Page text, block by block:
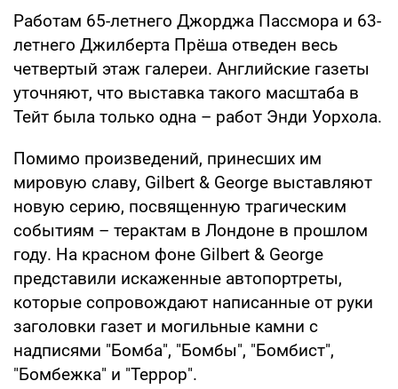
Работам 65-летнего Джорджа Пассмора и 63-
летнего Джилберта Прёша отведен весь
четвертый этаж галереи. Английские газеты
уточняют, что выставка такого масштаба в
Тейт была только одна – работ Энди Уорхола.
Помимо произведений, принесших им
мировую славу, Gilbert & George выставляют
новую серию, посвященную трагическим
событиям – терактам в Лондоне в прошлом
году. На красном фоне Gilbert & George
представили искаженные автопортреты,
которые сопровождают написанные от руки
заголовки газет и могильные камни с
надписями "Бомба", "Бомбы", "Бомбист",
"Бомбежка" и "Террор".